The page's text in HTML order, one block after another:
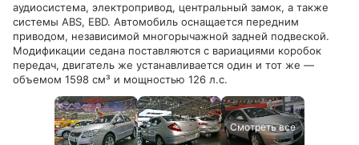
аудиосистема, электропривод, центральный замок, а также
системы ABS, EBD. Автомобиль оснащается передним
приводом, независимой многорычажной задней подвеской.
Модификации седана поставляются с вариациями коробок
передач, двигатель же устанавливается один и тот же —
объемом 1598 см³ и мощностью 126 л.с.
Смотреть все